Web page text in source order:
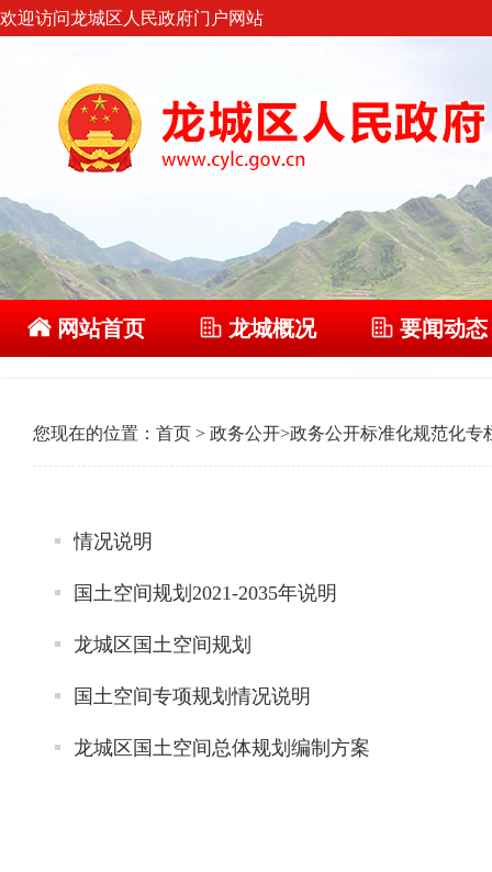
欢迎访问龙城区人民政府门户网站
网站首页 龙城概况 要闻动态
您现在的位置： 首页 > 政务公开>政务公开标准化规范化专
情况说明
国土空间规划2021-2035年说明
龙城区国土空间规划
国土空间专项规划情况说明
龙城区国土空间总体规划编制方案